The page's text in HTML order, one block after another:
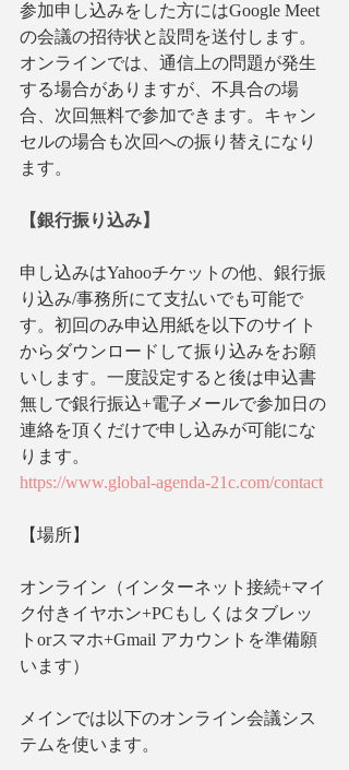
参加申し込みをした方にはGoogle Meet
の会議の招待状と設問を送付します。
オンラインでは、通信上の問題が発生
する場合がありますが、不具合の場
合、次回無料で参加できます。キャン
セルの場合も次回への振り替えになり
ます。
【銀行振り込み】
申し込みはYahooチケットの他、銀行振
り込み/事務所にて支払いでも可能で
す。初回のみ申込用紙を以下のサイト
からダウンロードして振り込みをお願
いします。一度設定すると後は申込書
無しで銀行振込+電子メールで参加日の
連絡を頂くだけで申し込みが可能にな
ります。
https://www.global-agenda-21c.com/contact
【場所】
オンライン（インターネット接続+マイ
ク付きイヤホン+PCもしくはタブレッ
トorスマホ+Gmail アカウントを準備願
います）
メインでは以下のオンライン会議シス
テムを使います。